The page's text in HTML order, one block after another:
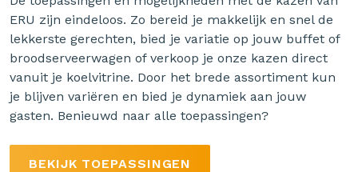
ERU zijn eindeloos. Zo bereid je makkelijk en snel de
lekkerste gerechten, bied je variatie op jouw buffet of
broodserveerwagen of verkoop je onze kazen direct
vanuit je koelvitrine. Door het brede assortiment kun
je blijven variëren en bied je dynamiek aan jouw
gasten. Benieuwd naar alle toepassingen?
BEKIJK TOEPASSINGEN